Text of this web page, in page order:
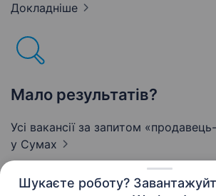
Шукаєте роботу?
Докладніше
Мало результатів?
Усі вакансії за запитом
у Сумах